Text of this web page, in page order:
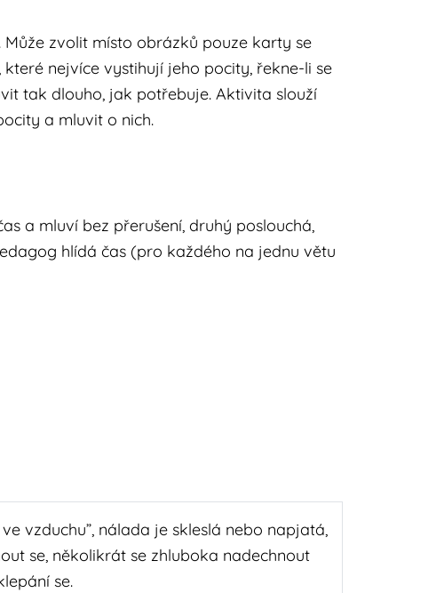
zvolit místo obrázků pouze karty se
nejvíce vystihují jeho pocity, řekne-li se
tak dlouho, jak potřebuje. Aktivita slouží
a mluvit o nich.
a mluví bez přerušení, druhý poslouchá,
hlídá čas (pro každého na jednu větu
vzduchu”, nálada je skleslá nebo napjatá,
se, několikrát se zhluboka nadechnout
se.